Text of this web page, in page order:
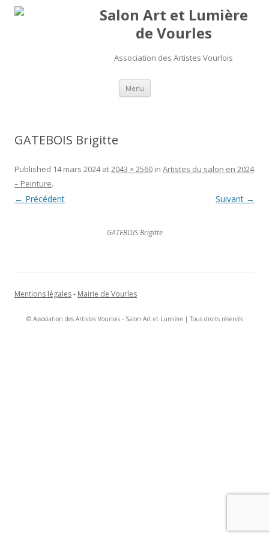
Salon Art et Lumière
de Vourles
Association des Artistes Vourlois
Menu Aller au contenu
GATEBOIS Brigitte
Published 14 mars 2024at2043 × 2560 in Artistes du salon en 2024
– Peinture.
← Précédent Suivant →
GATEBOIS Brigitte
Mentions légales- Mairie de Vourles
© Association des Artistes Vourlois - Salon Art et Lumière | Tous droits réservés